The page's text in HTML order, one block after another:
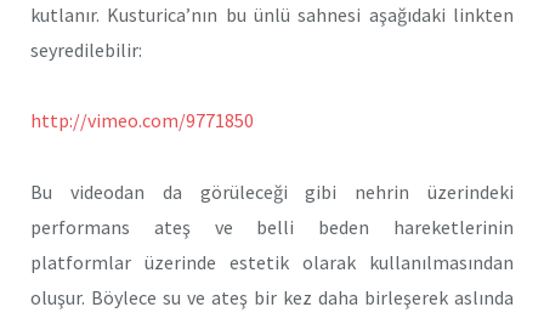
kutlanır. Kusturica’nın bu ünlü sahnesi aşağıdaki linkten
seyredilebilir:
http://vimeo.com/9771850
Bu videodan da görüleceği gibi nehrin üzerindeki
performans ateş ve belli beden hareketlerinin
platformlar üzerinde estetik olarak kullanılmasından
oluşur. Böylece su ve ateş bir kez daha birleşerek aslında